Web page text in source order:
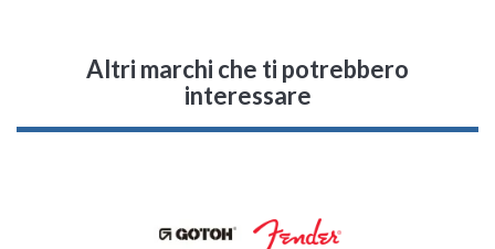
Altri marchi che ti potrebbero
interessare